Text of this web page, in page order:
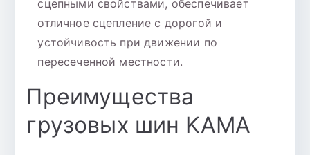
сцепными свойствами, обеспечивает
отличное сцепление с дорогой и
устойчивость при движении по
пересеченной местности.
Преимущества
грузовых шин KAMA